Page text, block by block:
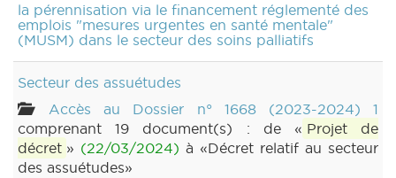
la pérennisation via le financement réglementé des
emplois "mesures urgentes en santé mentale"
(MUSM) dans le secteur des soins palliatifs
Secteur des assuétudes
Accès au Dossier n° 1668 (2023-2024) 1
comprenant 19 document(s) : de « Projet de
décret » (22/03/2024) à «Décret relatif au secteur
des assuétudes»